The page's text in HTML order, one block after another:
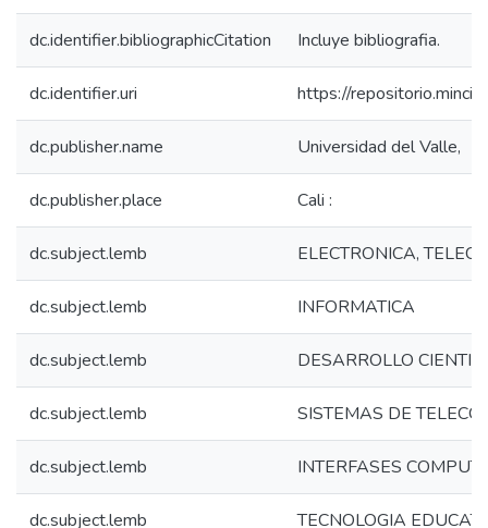
dc.identifier.bibliographicCitation Incluye bibliografia.
dc.identifier.uri https://
dc.publisher.name Universidad del Valle,
dc.publisher.place Cali :
dc.subject.lemb ELECTRONICA,
dc.subject.lemb INFORMATICA
dc.subject.lemb DESARROLLO
dc.subject.lemb SISTEMAS DE
dc.subject.lemb INTERFASES
dc.subject.lemb TECNOLOGIA